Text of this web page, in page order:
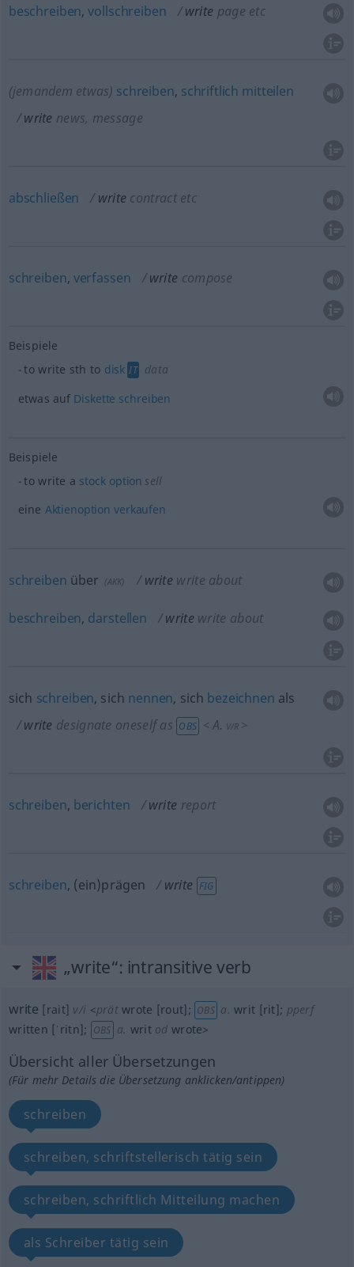
beschreiben,vollschreiben write page etc
(jemandem etwas) schreiben, schriftlich mitteilen
write news, message
abschließen write contractetc
schreiben, verfassen write compose
Beispiele
to write sth to disk IT data
etwas auf Diskette schreiben
Beispiele
to write a stock option sell
eine Aktienoption verkaufen
schreiben über (AKK) write write about
beschreiben, darstellen write write about
sich schreiben, sich nennen, sich bezeichnen als
write designate oneself as OBS < A. V/R >
schreiben, berichten write report
schreiben, (ein)prägen write FIG
„write“: intransitive verb
write [rait] v/i <prätwrote [rout]; OBS a. writ [rit]; pperf
written [ˈritn]; OBS a. writod wrote>
Übersicht aller Übersetzungen
(Für mehr Details die Übersetzung anklicken/antippen)
schreiben
schreiben, schriftstellerisch tätig sein
schreiben, schriftlich Mitteilung machen
als Schreiber tätig sein